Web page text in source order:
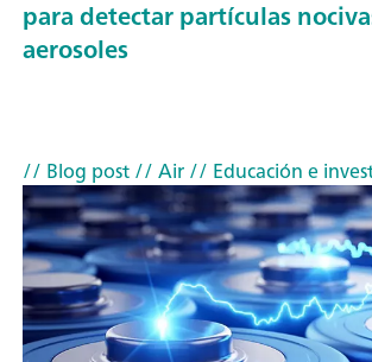
para detectar partículas
aerosoles
// Blog post// Air// Educación e